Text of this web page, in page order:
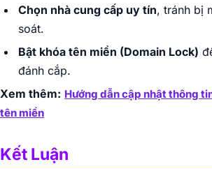
Chọn nhà cung cấp uy tín, tránh bị
soát.
Bật khóa tên miền (Domain Lock)
đánh cắp.
Xem thêm: Hướng dẫn cập nhật thông
tên miền
Kết Luận